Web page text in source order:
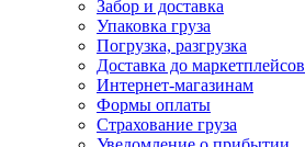
Забор и доставка
Упаковка груза
Погрузка, разгрузка
Доставка до маркетплейсов
Интернет-магазинам
Формы оплаты
Страхование груза